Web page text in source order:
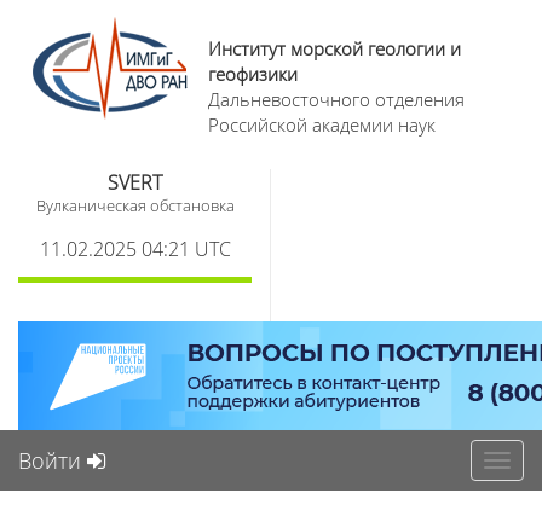
Институт морской геологии и
геофизики
Дальневосточного отделения
Российской академии наук
SVERT
Вулканическая обстановка
11.02.2025 04:21 UTC
Войти